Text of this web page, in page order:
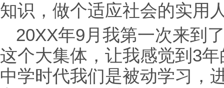
知识，做个适应社会的实用
20XX年9月我第一次来到
这个大集体，让我感觉到3
中学时代我们是被动学习，